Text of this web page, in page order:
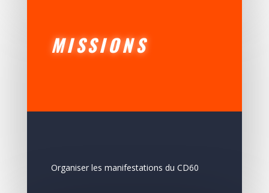
MISSIONS
Organiser les manifestations du CD60